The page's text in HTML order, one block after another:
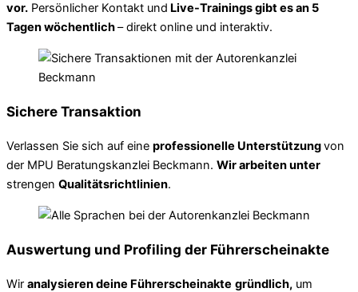
vor. Persönlicher Kontakt und Live-Trainings gibt es an 5
Tagen wöchentlich– direkt online und interaktiv.
Sichere Transaktion
Verlassen Sie sich auf eine professionelle Unterstützungvon
der MPU Beratungskanzlei Beckmann. Wir arbeiten unter
strengen Qualitätsrichtlinien.
Auswertung und Profiling der Führerscheinakte
Wir analysieren deine Führerscheinakte gründlich, um